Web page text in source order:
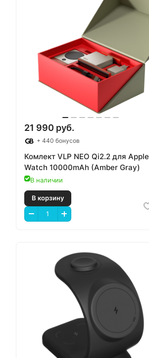
21 990 руб.
+ 440 бонусов
Комлект VLP NEO Qi2.2 для Apple
Watch 10000mAh (Amber Gray)
В наличии